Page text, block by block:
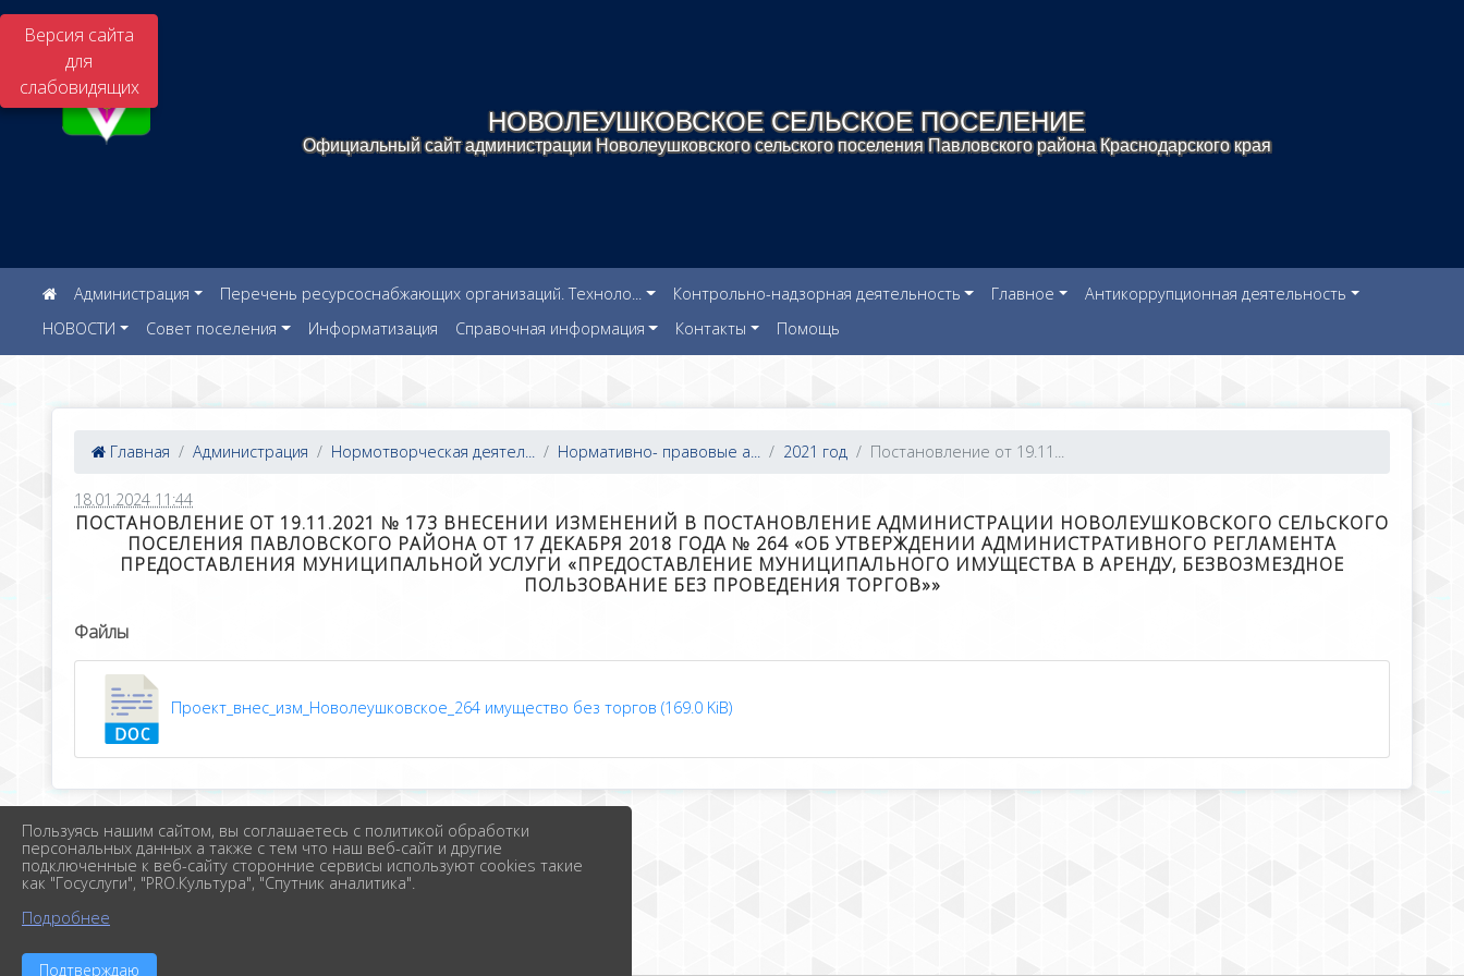
Версия сайта
для
слабовидящих
НОВОЛЕУШКОВСКОЕ СЕЛЬСКОЕ ПОСЕЛЕНИЕ
Официальный сайт администрации Новолеушковского сельского поселения Павловского района Краснодарского края
Администрация Перечень ресурсоснабжающих организаций. Техноло... Контрольно-надзорная деятельность Главное
Антикоррупционная деятельность
НОВОСТИ
Совет поселения Информатизация Справочная информация Контакты Помощь
Главная Администрация Нормотворческая деятел... Нормативно- правовые а... 2021 год Постановление от 19.11...
18.01.2024 11:44
ПОСТАНОВЛЕНИЕ ОТ 19.11.2021 № 173 ВНЕСЕНИИ ИЗМЕНЕНИЙ В ПОСТАНОВЛЕНИЕ АДМИНИСТРАЦИИ НОВОЛЕУШКОВСКОГО СЕЛЬСКОГО
ПОСЕЛЕНИЯ ПАВЛОВСКОГО РАЙОНА ОТ 17 ДЕКАБРЯ 2018 ГОДА № 264 «ОБ УТВЕРЖДЕНИИ АДМИНИСТРАТИВНОГО РЕГЛАМЕНТА
ПРЕДОСТАВЛЕНИЯ МУНИЦИПАЛЬНОЙ УСЛУГИ «ПРЕДОСТАВЛЕНИЕ МУНИЦИПАЛЬНОГО ИМУЩЕСТВА В АРЕНДУ, БЕЗВОЗМЕЗДНОЕ
ПОЛЬЗОВАНИЕ БЕЗ ПРОВЕДЕНИЯ ТОРГОВ»»
Файлы
Проект_внес_изм_Новолеушковское_264 имущество без торгов (169.0 KiB)
Пользуясь нашим сайтом, вы соглашаетесь с политикой обработки
персональных данных а также с тем что наш веб-сайт и другие
подключенные к веб-сайту сторонние сервисы используют cookies такие
как "Госуслуги", "PRO.Культура", "Спутник аналитика".
Подробнее
Подтверждаю